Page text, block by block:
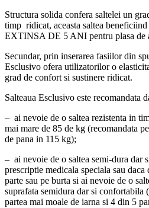
Structura solida confera saltelei un
timp ridicat, aceasta saltea
EXTINSA DE 5 ANI pentru plasa de
Secundar, prin inserarea fasiilor din
Esclusivo ofera utilizatorilor o
grad de confort si sustinere ridicat.
Salteaua Esclusivo este recomandata
– ai nevoie de o saltea rezistenta in
mai mare de 85 de kg (recomandata
de pana in 115 kg);
– ai nevoie de o saltea semi-dura dar
prescriptie medicala speciala sau
parte sau pe burta si ai nevoie de o
suprafata semidura dar si confortabila
partea mai moale de iarna si 4 din 5